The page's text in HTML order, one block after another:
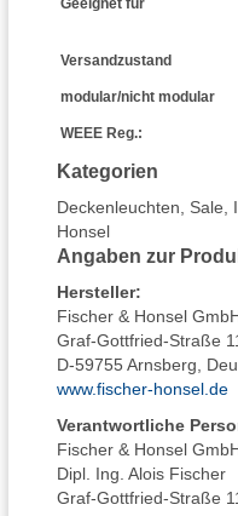
Kategorien
Deckenleuchten Sale
Honsel
Angaben zur
Hersteller:
Fischer & Honsel
Graf-Gottfried-Straße
D-59755 Arnsberg,
www.fischer-honsel.de
Verantwortliche
Fischer & Honsel
Dipl. Ing. Alois Fischer
Graf-Gottfried-Straße
Geeignet für
Versandzustand
modular/nicht modular
WEEE Reg.: